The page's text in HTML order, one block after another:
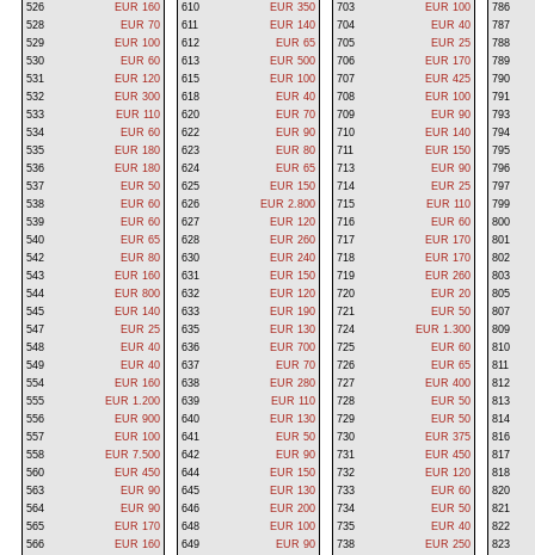
526
EUR 160
528
EUR 70
529
EUR 100
530
EUR 60
531
EUR 120
532
EUR 300
533
EUR 110
534
EUR 60
535
EUR 180
536
EUR 180
537
EUR 50
538
EUR 60
539
EUR 60
540
EUR 65
542
EUR 80
543
EUR 160
544
EUR 800
545
EUR 140
547
EUR 25
548
EUR 40
549
EUR 40
554
EUR 160
555
EUR 1.200
556
EUR 900
557
EUR 100
558
EUR 7.500
560
EUR 450
563
EUR 90
564
EUR 90
565
EUR 170
566
EUR 160
610
EUR 350
611
EUR 140
612
EUR 65
613
EUR 500
615
EUR 100
618
EUR 40
620
EUR 70
622
EUR 90
623
EUR 80
624
EUR 65
625
EUR 150
626
EUR 2.800
627
EUR 120
628
EUR 260
630
EUR 240
631
EUR 150
632
EUR 120
633
EUR 190
635
EUR 130
636
EUR 700
637
EUR 70
638
EUR 280
639
EUR 110
640
EUR 130
641
EUR 50
642
EUR 90
644
EUR 150
645
EUR 130
646
EUR 200
648
EUR 100
649
EUR 90
703
EUR 100
704
EUR 40
705
EUR 25
706
EUR 170
707
EUR 425
708
EUR 100
709
EUR 90
710
EUR 140
711
EUR 150
713
EUR 90
714
EUR 25
715
EUR 110
716
EUR 60
717
EUR 170
718
EUR 170
719
EUR 260
720
EUR 20
721
EUR 50
724
EUR 1.300
725
EUR 60
726
EUR 65
727
EUR 400
728
EUR 50
729
EUR 50
730
EUR 375
731
EUR 450
732
EUR 120
733
EUR 60
734
EUR 50
735
EUR 40
738
EUR 250
786
787
788
789
790
791
793
794
795
796
797
799
800
801
802
803
805
807
809
810
811
812
813
814
816
817
818
820
821
822
823